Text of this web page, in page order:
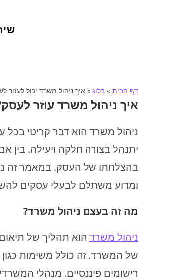
דף הבית »בלוג »איך ניהול משרד יכול לעזור
איך ניהול משרד עוזר
ניהול משרד הוא דבר קריטי בכל
יתנהל בצורה חלקה ויעילה. בין
בהצלחתו של העסק. במאמר זה
ומדוע משתלם לבעלי עסקים
מה זה בעצם ניהול משרד?
ניהול משרד הוא תהליך של
של המשרד. זה כולל משימות כגון
רישומים פיננסיים. מנהלי